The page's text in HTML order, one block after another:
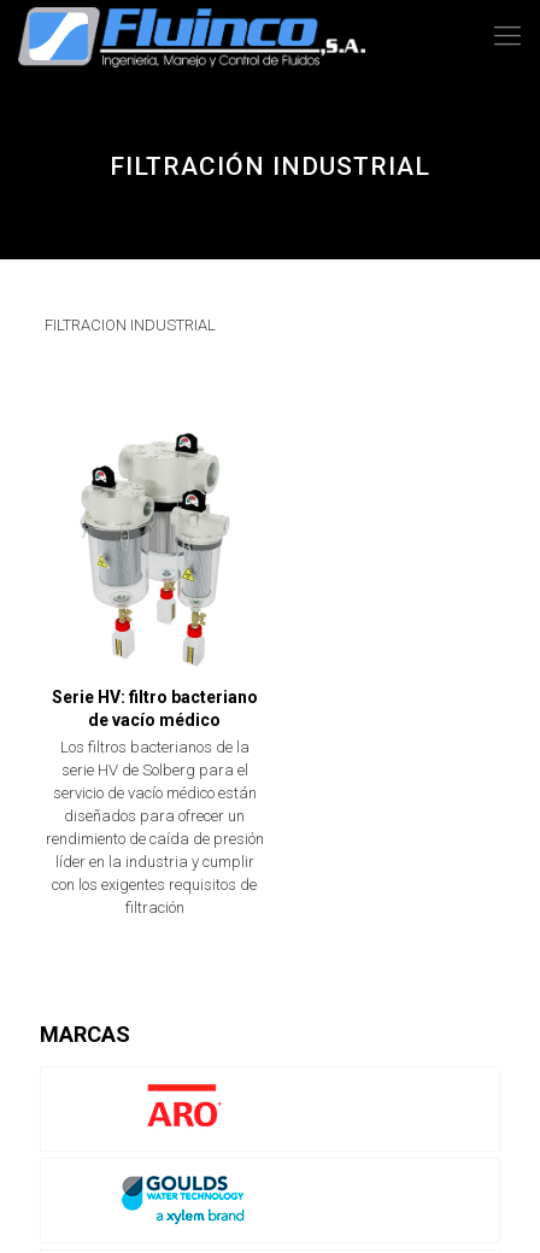
FILTRACIÓN INDUSTRIAL
FILTRACION INDUSTRIAL
Serie HV: filtro bacteriano
de vacío médico
Los filtros bacterianos de la
serie HV de Solberg para el
servicio de vacío médico están
diseñados para ofrecer un
rendimiento de caída de presión
líder en la industria y cumplir
con los exigentes requisitos de
filtración
MARCAS